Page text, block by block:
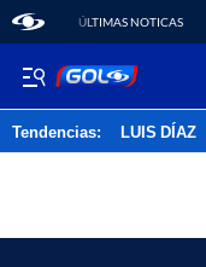
ÚLTIMAS NOTICAS
Tendencias: LUIS DÍAZ